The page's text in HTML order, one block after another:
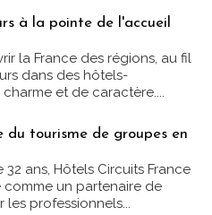
à la pointe de l'accueil
la France des régions, au fil
dans des hôtels-
et de caractère....
tourisme de groupes en
32 ans, Hôtels Circuits France
comme un partenaire de
les professionnels...